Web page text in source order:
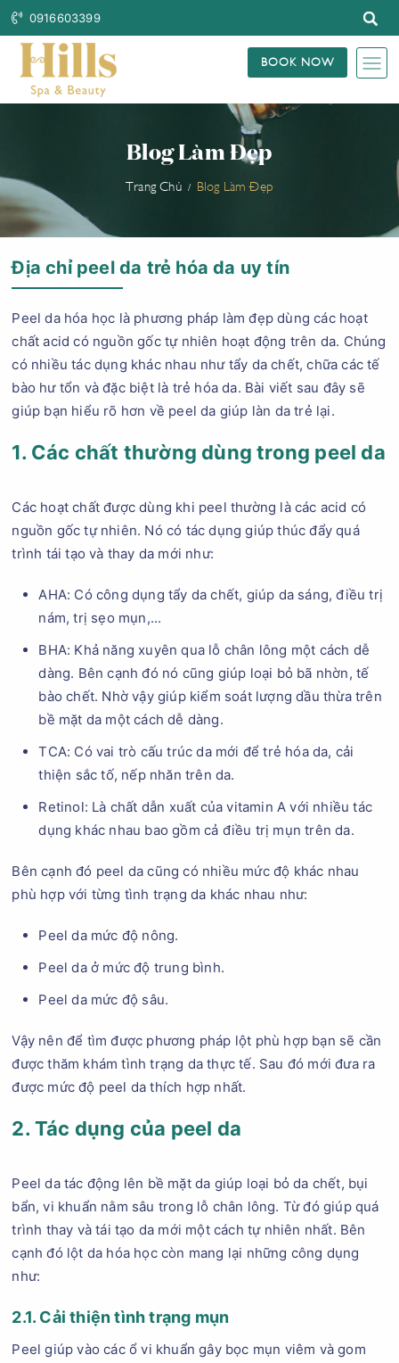
0916603399
BOOK NOW
Blog Làm Đẹp
Trang Chủ Blog Làm Đẹp
Địa chỉ peel da trẻ hóa da uy tín
Peel da hóa học là phương pháp làm đẹp dùng các hoạt
chất acid có nguồn gốc tự nhiên hoạt động trên da. Chúng
có nhiều tác dụng khác nhau như tẩy da chết, chữa các tế
bào hư tổn và đặc biệt là trẻ hóa da. Bài viết sau đây sẽ
giúp bạn hiểu rõ hơn về peel da giúp làn da trẻ lại.
1. Các chất thường dùng trong peel da
Các hoạt chất được dùng khi peel thường là các acid có
nguồn gốc tự nhiên. Nó có tác dụng giúp thúc đẩy quá
trình tái tạo và thay da mới như:
AHA: Có công dụng tẩy da chết, giúp da sáng, điều trị
nám, trị sẹo mụn,...
BHA: Khả năng xuyên qua lỗ chân lông một cách dễ
dàng. Bên cạnh đó nó cũng giúp loại bỏ bã nhờn, tế
bào chết. Nhờ vậy giúp kiểm soát lượng dầu thừa trên
bề mặt da một cách dễ dàng.
TCA: Có vai trò cấu trúc da mới để trẻ hóa da, cải
thiện sắc tố, nếp nhăn trên da.
Retinol: Là chất dẫn xuất của vitamin A với nhiều tác
dụng khác nhau bao gồm cả điều trị mụn trên da.
Bên cạnh đó peel da cũng có nhiều mức độ khác nhau
phù hợp với từng tình trạng da khác nhau như:
Peel da mức độ nông.
Peel da ở mức độ trung bình.
Peel da mức độ sâu.
Vậy nên để tìm được phương pháp lột phù hợp bạn sẽ cần
được thăm khám tình trạng da thực tế. Sau đó mới đưa ra
được mức độ peel da thích hợp nhất.
2. Tác dụng của peel da
Peel da tác động lên bề mặt da giúp loại bỏ da chết, bụi
bẩn, vi khuẩn nằm sâu trong lỗ chân lông. Từ đó giúp quá
trình thay và tái tạo da mới một cách tự nhiên nhất. Bên
cạnh đó lột da hóa học còn mang lại những công dụng
như:
2.1. Cải thiện tình trạng mụn
Peel giúp vào các ổ vi khuẩn gây bọc mụn viêm và gom